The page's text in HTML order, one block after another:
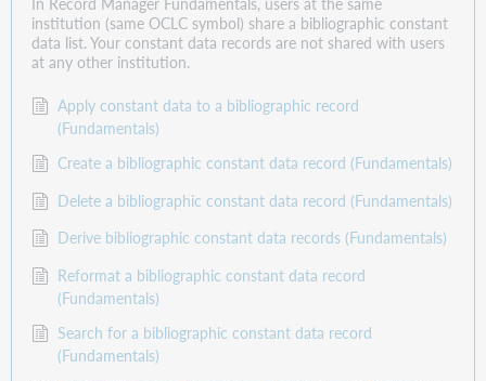
institution (same OCLC symbol) share a bibliographic constant
data list. Your constant data records are not shared with users
at any other institution.
Apply constant data to a bibliographic record
(Fundamentals)
Create a bibliographic constant data record (Fundamentals)
Delete a bibliographic constant data record (Fundamentals)
Derive bibliographic constant data records (Fundamentals)
Reformat a bibliographic constant data record
(Fundamentals)
Search for a bibliographic constant data record
(Fundamentals)